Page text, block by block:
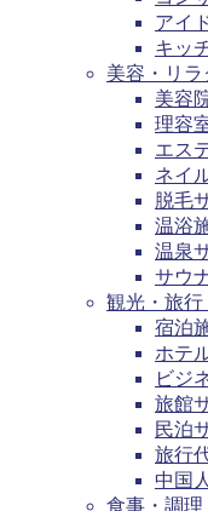
アイ
キッ
美容・リ
美容
理容
エス
ネイ
脱毛
温浴
温泉
サウ
観光・旅行
宿泊
ホテ
ビジ
旅館
民泊
旅行
中国
食事・調理